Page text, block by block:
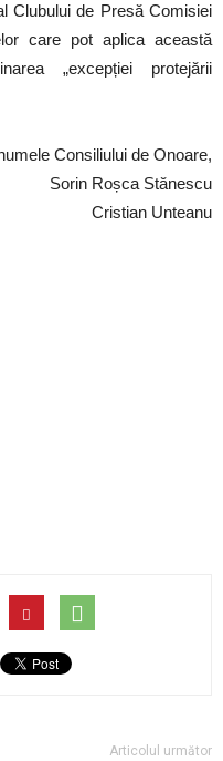
Clubului de Presă Comisiei
care pot aplica această
„excepției protejării
Consiliului de Onoare,
Sorin Roșca Stănescu
Cristian Unteanu
Articolul următor